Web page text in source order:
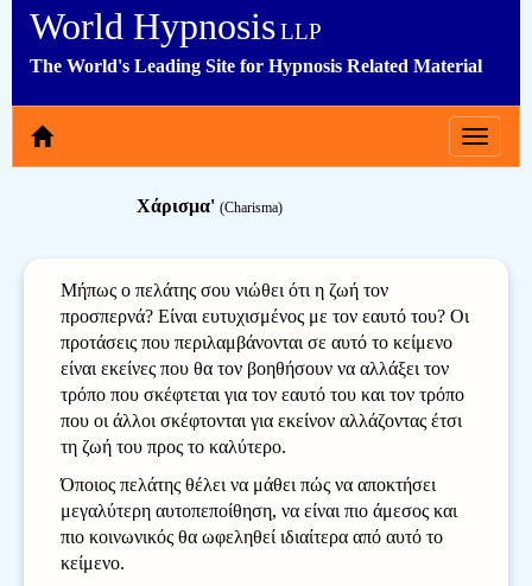
World HypnosisLLP
The World's Leading Site for Hypnosis Related Material
Toggle
Χάρισμα' (Charisma)
Μήπως ο πελάτης σου νιώθει ότι η ζωή τον
προσπερνά? Είναι ευτυχισμένος με τον εαυτό του? Οι
προτάσεις που περιλαμβάνονται σε αυτό το κείμενο
είναι εκείνες που θα τον βοηθήσουν να αλλάξει τον
τρόπο που σκέφτεται για τον εαυτό του και τον τρόπο
που οι άλλοι σκέφτονται για εκείνον αλλάζοντας έτσι
τη ζωή του προς το καλύτερο.
Όποιος πελάτης θέλει να μάθει πώς να αποκτήσει
μεγαλύτερη αυτοπεποίθηση, να είναι πιο άμεσος και
πιο κοινωνικός θα ωφεληθεί ιδιαίτερα από αυτό το
κείμενο.